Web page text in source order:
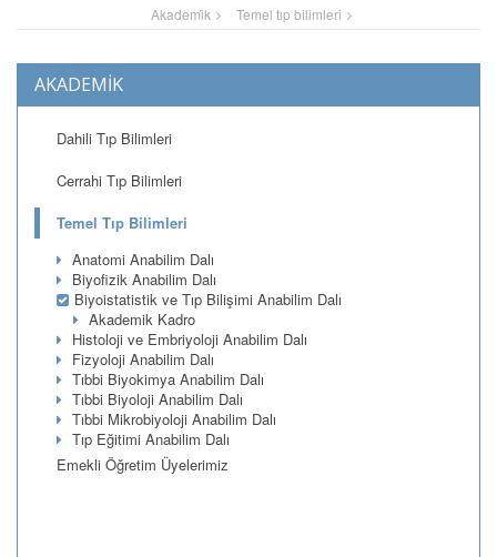
Akademi̇k Temel tıp bilimleri
AKADEMİK
Dahili Tıp Bilimleri
Cerrahi Tıp Bilimleri
Temel Tıp Bilimleri
Anatomi Anabilim Dalı
Biyofizik Anabilim Dalı
Biyoistatistik ve Tıp Bilişimi Anabilim Dalı
Akademik Kadro
Histoloji ve Embriyoloji Anabilim Dalı
Fizyoloji Anabilim Dalı
Tıbbi Biyokimya Anabilim Dalı
Tıbbi Biyoloji Anabilim Dalı
Tıbbi Mikrobiyoloji Anabilim Dalı
Tıp Eğitimi Anabilim Dalı
Emekli Öğretim Üyelerimiz